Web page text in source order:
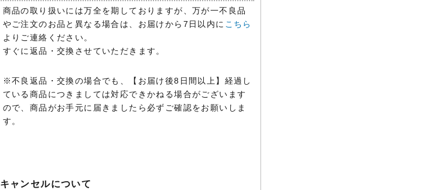
商品の取り扱いには万全を期しておりますが、万が一不良品
やご注文のお品と異なる場合は、お届けから7日以内に こちら
よりご連絡ください。
すぐに返品・交換させていただきます。
※不良返品・交換の場合でも、【お届け後8日間以上】経過し
ている商品につきましては対応できかねる場合がございます
ので、商品がお手元に届きましたら必ずご確認をお願いしま
す。
キャンセルについて